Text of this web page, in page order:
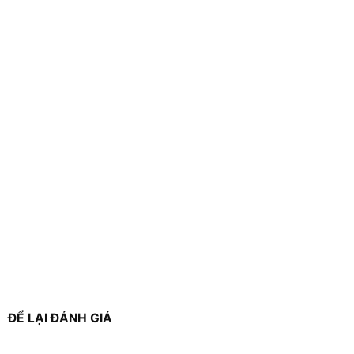
ĐỂ LẠI ĐÁNH GIÁ